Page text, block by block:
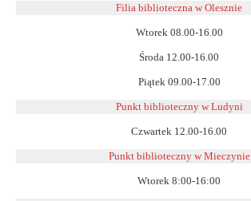
Filia biblioteczna w Olesznie
Wtorek 08.00-16.00
Środa 12.00-16.00
Piątek 09.00-17.00
Punkt biblioteczny w Ludyni
Czwartek 12.00-16.00
Punkt biblioteczny w Mieczynie
Wtorek 8:00-16:00